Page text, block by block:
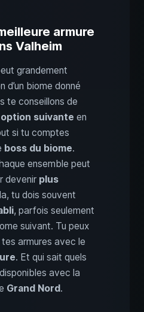
armure
Valheim
grandement
d’un biome donné
te conseillons de
option suivante en
si tu comptes
boss du biome.
ensemble peut
devenir plus
tu dois souvent
, parfois seulement
suivant. Tu peux
armures avec le
. Et qui sait quels
avec la
Grand Nord .